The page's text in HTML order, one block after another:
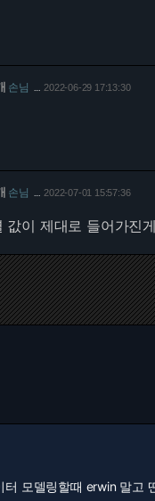
손님 2022-06-29 17:13:30
손님 2022-07-01 15:57:36
값이 제대로 들어가진
터 모델링할때 erwin 말고